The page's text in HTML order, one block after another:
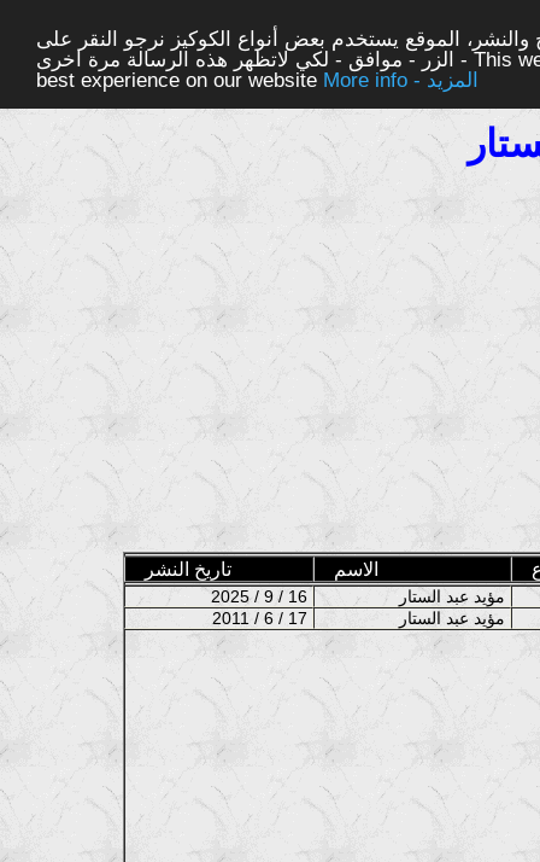
الموقع يستخدم بعض أنواع الكوكيز نرجو النقر على
الزر - موافق - لكي لاتظهر هذه الرسالة مرة اخرى - This website uses cookies to ensure you get the
best experience on our website
More info - المزيد
تاريخ النشر الاسم
2025 / 9 / 16
2011 / 6 / 17